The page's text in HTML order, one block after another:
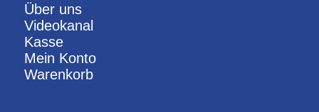
Über uns
Videokanal
Kasse
Mein Konto
Warenkorb